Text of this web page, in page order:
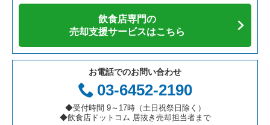
カフェの居抜き売却物件の案件一覧
テイクアウトの居抜き売却物件の案件一覧
お弁当・惣菜・デリの居抜き売却物件の案件一覧
カラオケ・パブ・スナックの居抜き売却物件の案件一覧
愛知県の飲食店の居抜き売却物件の案件一覧
岐阜県の飲食店の居抜き売却物件の案件一覧
三重県の飲食店の居抜き売却物件の案件一覧
千代田区の飲食店の居抜き売却物件の案件一覧
港区の飲食店の居抜き売却物件の案件一覧
足立区の飲食店の居抜き売却物件の案件一覧
板橋区の飲食店の居抜き売却物件の案件一覧
東京23区の焼肉の居抜き売却物件の案件一覧
東京23区の鉄板焼き・お好み焼の居抜き売却物件の案件一覧
東京23区のアジア料理の居抜き売却物件の案件一覧
東京23区のカフェの居抜き売却物件の案件一覧
中央区の寿司の居抜き売却物件の案件一覧
中央区の焼肉の居抜き売却物件の案件一覧
中央区の鉄板焼き・お好み焼の居抜き売却物件の案件一覧
中央区のアジア料理の居抜き売却物件の案件一覧
飲食店専門の
売却支援サービスはこちら
お電話でのお問い合わせ
03-6452-2190
◆受付時間 9～17時（土日祝祭日除く）
◆飲食店ドットコム 居抜き売却担当者まで